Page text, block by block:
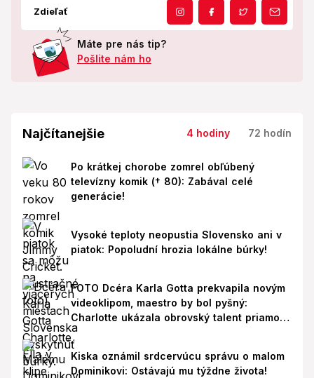
Zdieľať
Máte pre nás tip?
Pošlite nám ho
Najčítanejšie 4 hodiny 72 hodín
Po krátkej chorobe zomrel obľúbený
televízny komik († 80): Zabával celé
generácie!
Vysoké teploty neopustia Slovensko ani v
piatok: Popoludní hrozia lokálne búrky!
FOTO Dcéra Karla Gotta prekvapila novým
videoklipom, maestro by bol pyšný:
Charlotte ukázala obrovský talent priamo v
Paríži!
Kiska oznámil srdcervúcu správu o malom
Dominikovi: Ostávajú mu týždne života!